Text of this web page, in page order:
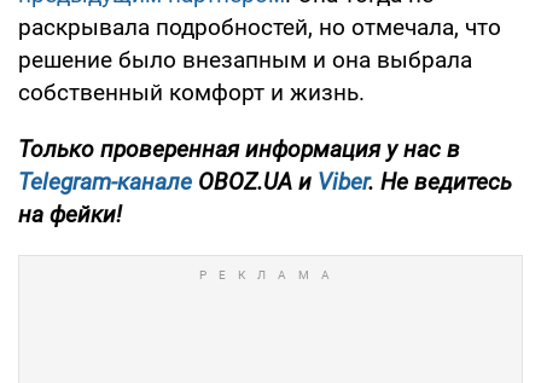
раскрывала подробностей, но отмечала, что
решение было внезапным и она выбрала
собственный комфорт и жизнь.
Только проверенная информация у нас в
Telegram-канале OBOZ.UA и Viber. Не ведитесь
на фейки!